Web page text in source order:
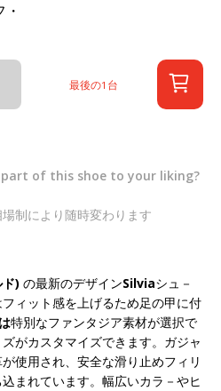
最後の1台
of this shoe to your liking?
制により随時変わります
) の最新のデザインSilviaシュ－
ィット感を上げるため足の甲に付
特別なファンタジア素材が選択で
がカスタマイズできます。ガジャ
使用され、安全な滑り止めフィリ
まれています。幅広いカラ－やヒ